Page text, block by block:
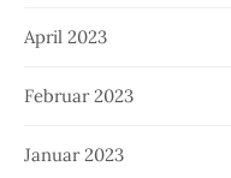
April 2023
Februar 2023
Januar 2023